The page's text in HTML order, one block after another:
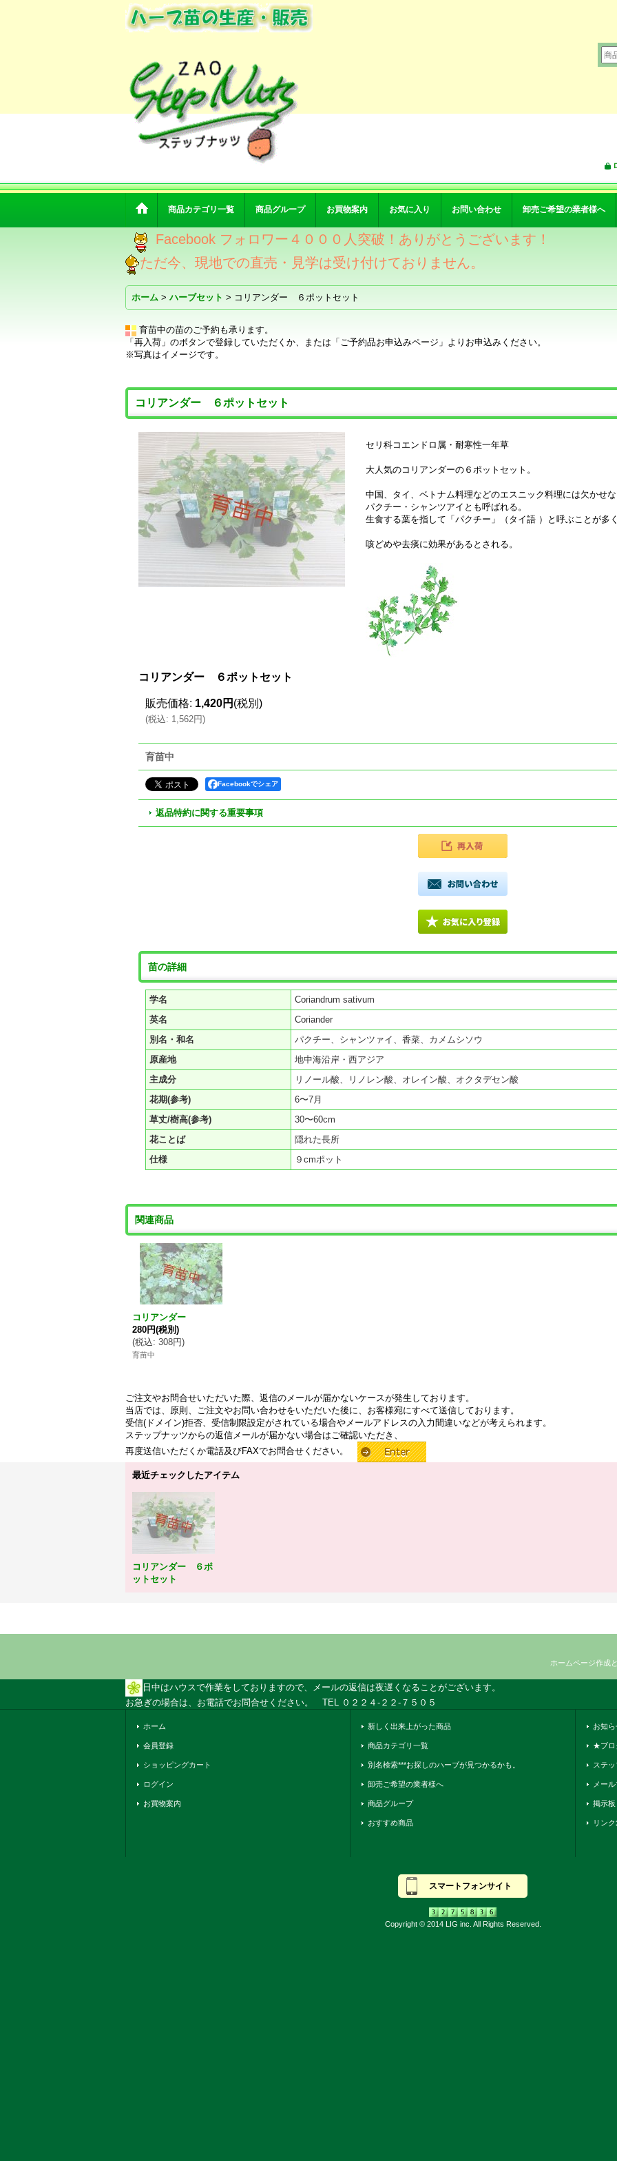
商品カテゴリ一覧 商品グループ お買物案内 お気に入り お問い合わせ 卸売ご希望の業者様へ
Facebook フォロワー４０００人突破！ありがとうございます！
ただ今、現地での直売・見学は受け付けておりません。
ホーム > ハーブセット > コリアンダー ６ポットセット
育苗中の苗のご予約も承ります。
「再入荷」のボタンで登録していただくか、または「ご予約品お申込みページ」よりお申込みください。
※写真はイメージです。
コリアンダー ６ポットセット
セリ科コエンドロ属・耐寒性一年草
大人気のコリアンダーの６ポットセット。
中国、タイ、ベトナム料理などのエスニック料理には欠かせ
パクチー・シャンツアイとも呼ばれる。
生食する葉を指して「パクチー」（タイ語 ）と呼ぶことが多
咳どめや去痰に効果があるとされる。
コリアンダー ６ポットセット
販売価格: 1,420円 (税別)
(税込: 1,562円)
育苗中
Facebookでシェア
返品特約に関する重要事項
苗の詳細
学名
Coriandrum sativum
英名
Coriander
別名・和名
パクチー、シャンツァイ、香菜、カメムシソウ
原産地
地中海沿岸・西アジア
主成分
リノール酸、リノレン酸、オレイン酸、オクタデセン酸
花期(参考)
6〜7月
草丈/樹高(参考)
30〜60cm
花ことば
隠れた長所
仕様
９cmポット
関連商品
コリアンダー
280円(税別)
(税込: 308円)
育苗中
ご注文やお問合せいただいた際、返信のメールが届かないケースが発生しております。
当店では、原則、ご注文やお問い合わせをいただいた後に、お客様宛にすべて送信しております。
受信(ドメイン)拒否、受信制限設定がされている場合やメールアドレスの入力間違いなどが考えられます。
ステップナッツからの返信メールが届かない場合はご確認いただき、
再度送信いただくか電話及びFAXでお問合せください。
最近チェックしたアイテム
コリアンダー ６ポ
ットセット
ホームページ作成
日中はハウスで作業をしておりますので、メールの返信は夜遅くなることがございます。
お急ぎの場合は、お電話でお問合せください。 TEL ０２２４-２２-７５０５
ホーム
会員登録
ショッピングカート
ログイン
お買物案内
新しく出来上がった商品
商品カテゴリ一覧
別名検索***お探しのハーブが見つかるかも。
卸売ご希望の業者様へ
商品グループ
おすすめ商品
お知ら
★ブ
ステ
メー
掲示板
リンク
スマートフォンサイト
Copyright © 2014 LIG inc. All Rights Reserved.